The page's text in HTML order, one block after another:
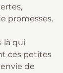
promesses.
là qui
ces petites
de